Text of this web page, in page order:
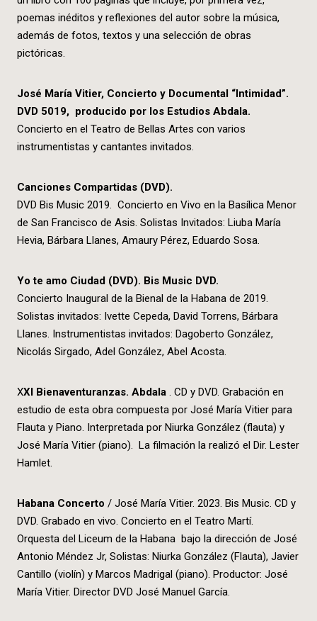
poemas inéditos y reflexiones del autor sobre la música,
además de fotos, textos y una selección de obras
pictóricas.
José María Vitier, Concierto y Documental “Intimidad”.
DVD 5019, producido por los Estudios Abdala.
Concierto en el Teatro de Bellas Artes con varios
instrumentistas y cantantes invitados.
Canciones Compartidas (DVD).
DVD Bis Music 2019. Concierto en Vivo en la Basílica Menor
de San Francisco de Asis. Solistas Invitados: Liuba María
Hevia, Bárbara Llanes, Amaury Pérez, Eduardo Sosa.
Yo te amo Ciudad (DVD). Bis Music DVD.
Concierto Inaugural de la Bienal de la Habana de 2019.
Solistas invitados: Ivette Cepeda, David Torrens, Bárbara
Llanes. Instrumentistas invitados: Dagoberto González,
Nicolás Sirgado, Adel González, Abel Acosta.
XXI Bienaventuranzas. Abdala . CD y DVD. Grabación en
estudio de esta obra compuesta por José María Vitier para
Flauta y Piano. Interpretada por Niurka González (flauta) y
José María Vitier (piano). La filmación la realizó el Dir. Lester
Hamlet.
Habana Concerto / José María Vitier. 2023. Bis Music. CD y
DVD. Grabado en vivo. Concierto en el Teatro Martí.
Orquesta del Liceum de la Habana bajo la dirección de José
Antonio Méndez Jr, Solistas: Niurka González (Flauta), Javier
Cantillo (violín) y Marcos Madrigal (piano). Productor: José
María Vitier. Director DVD José Manuel García.